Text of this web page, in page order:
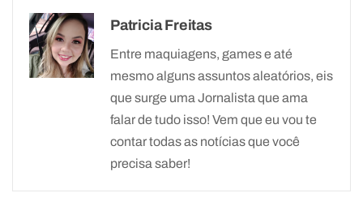
Patricia Freitas
Entre maquiagens, games e até
mesmo alguns assuntos aleatórios, eis
que surge uma Jornalista que ama
falar de tudo isso! Vem que eu vou te
contar todas as notícias que você
precisa saber!